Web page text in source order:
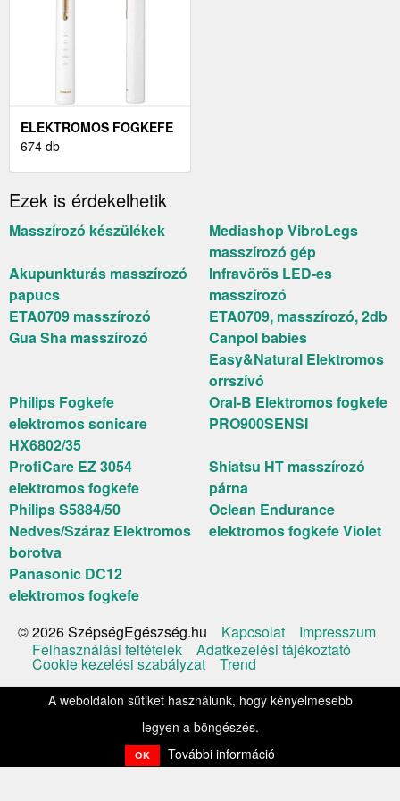
ELEKTROMOS FOGKEFE
674 db
Ezek is érdekelhetik
Masszírozó készülékek
Mediashop VibroLegs
masszírozó gép
Akupunkturás masszírozó
papucs
Infravörös LED-es
masszírozó
ETA0709 masszírozó
ETA0709, masszírozó, 2db
Gua Sha masszírozó
Canpol babies
Easy&Natural Elektromos
orrszívó
Philips Fogkefe
elektromos sonicare
HX6802/35
Oral-B Elektromos fogkefe
PRO900SENSI
ProfiCare EZ 3054
elektromos fogkefe
Shiatsu HT masszírozó
párna
Philips S5884/50
Nedves/Száraz Elektromos
borotva
Oclean Endurance
elektromos fogkefe Violet
Panasonic DC12
elektromos fogkefe
© 2026 SzépségEgészség.hu
Kapcsolat
Impresszum
Felhasználási feltételek
Adatkezelési tájékoztató
Cookie kezelési szabályzat Trend
A weboldalon sütiket használunk, hogy kényelmesebb
legyen a böngészés.
OK További információ